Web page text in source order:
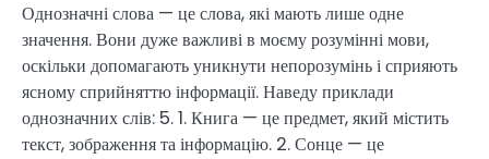
Однозначні слова — це слова, які мають лише одне
значення. Вони дуже важливі в моєму розумінні мови,
оскільки допомагають уникнути непорозумінь і сприяють
ясному сприйняттю інформації. Наведу приклади
однозначних слів: 5. 1. Книга — це предмет, який містить
текст, зображення та інформацію. 2. Сонце — це